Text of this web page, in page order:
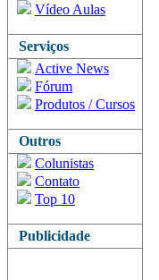
Vídeo Aulas
Serviços
Active News
Fórum
Produtos / Cursos
Outros
Colunistas
Contato
Top 10
Publicidade